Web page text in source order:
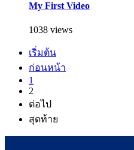
My First Video
1038 views
เริ่มต้น
ก่อนหน้า
1
2
ต่อไป
สุดท้าย